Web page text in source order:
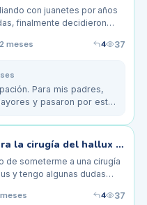
con juanetes por años
finalmente decidieron
valgus. Ambos son ancianos
meses 4 37
Para mis padres,
y pasaron por esto,
Preparación previa para la cirugía del hallux valgus: ¿qué debo considerar?
de someterme a una cirugía
y tengo algunas dudas
Mi médico me ha indicado
4 37